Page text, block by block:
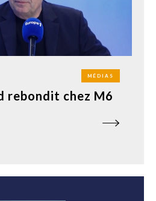
MÉDIAS
rebondit chez M6